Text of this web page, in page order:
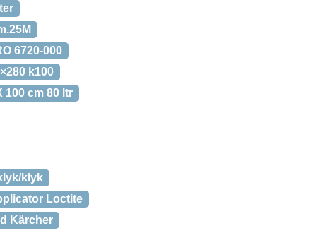
6720-000
k100
100 cm 80 ltr
klyk
Loctite
Kärcher